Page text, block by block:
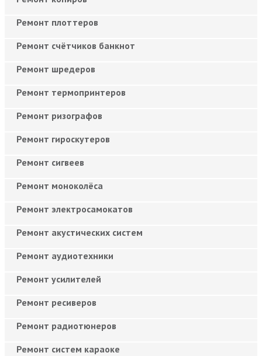
Ремонт плоттеров
Ремонт счётчиков банкнот
Ремонт шредеров
Ремонт термопринтеров
Ремонт ризографов
Ремонт гироскутеров
Ремонт сигвеев
Ремонт моноколёса
Ремонт электросамокатов
Ремонт акустических систем
Ремонт аудиотехники
Ремонт усилителей
Ремонт ресиверов
Ремонт радиотюнеров
Ремонт систем караоке